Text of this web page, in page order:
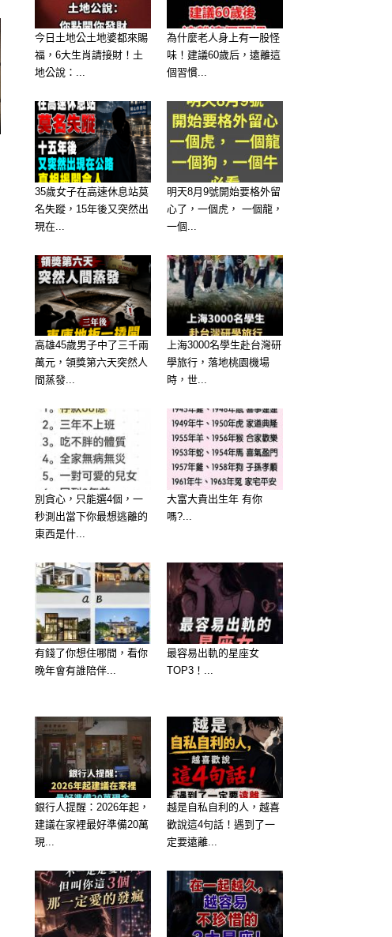
今日土地公土地婆都來賜
福，6大生肖請接財！土
地公說：...
為什麼老人身上有一股怪
味！建議60歲后，遠離這
個習慣...
35歲女子在高速休息站莫
名失蹤，15年後又突然出
現在...
明天8月9號開始要格外留
心了，一個虎， 一個龍，
一個...
高雄45歲男子中了三千兩
萬元，領獎第六天突然人
間蒸發...
上海3000名學生赴台灣研
學旅行，落地桃園機場
時，世...
別貪心，只能選4個，一
秒測出當下你最想逃離的
東西是什...
大富大貴出生年 有你
嗎?...
有錢了你想住哪間，看你
晚年會有誰陪伴...
最容易出軌的星座女
TOP3！...
銀行人提醒：2026年起，
建議在家裡最好準備20萬
現...
越是自私自利的人，越喜
歡說這4句話！遇到了一
定要遠離...